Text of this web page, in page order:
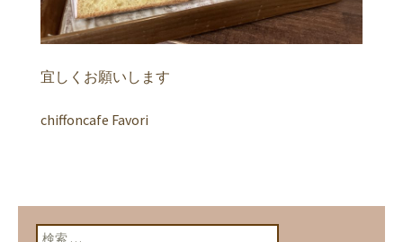
宜しくお願いします
chiffoncafe Favori
検索: